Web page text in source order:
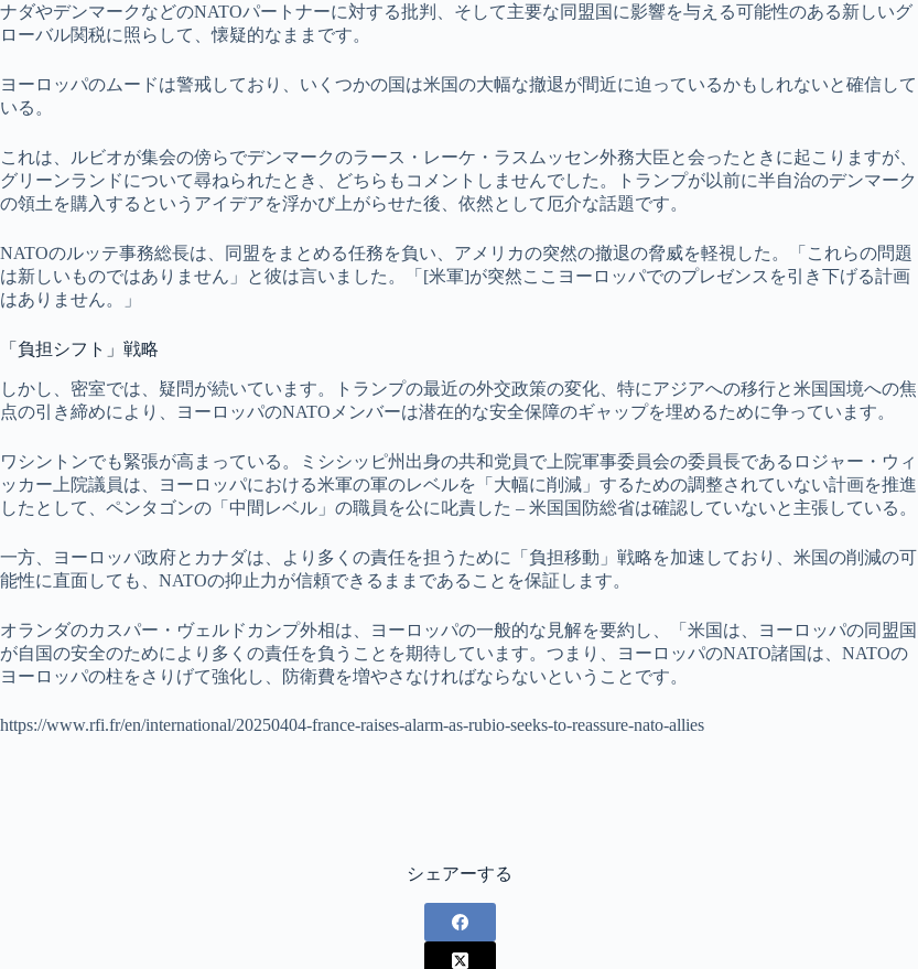
ナダやデンマークなどのNATOパートナーに対する批判、そして主要な同盟国に影響を与える可能性のある新しいグ
ローバル関税に照らして、懐疑的なままです。
ヨーロッパのムードは警戒しており、いくつかの国は米国の大幅な撤退が間近に迫っているかもしれないと確信して
いる。
これは、ルビオが集会の傍らでデンマークのラース・レーケ・ラスムッセン外務大臣と会ったときに起こりますが、
グリーンランドについて尋ねられたとき、どちらもコメントしませんでした。トランプが以前に半自治のデンマーク
の領土を購入するというアイデアを浮かび上がらせた後、依然として厄介な話題です。
NATOのルッテ事務総長は、同盟をまとめる任務を負い、アメリカの突然の撤退の脅威を軽視した。「これらの問題
は新しいものではありません」と彼は言いました。「[米軍]が突然ここヨーロッパでのプレゼンスを引き下げる計画
はありません。」
「負担シフト」戦略
しかし、密室では、疑問が続いています。トランプの最近の外交政策の変化、特にアジアへの移行と米国国境への焦
点の引き締めにより、ヨーロッパのNATOメンバーは潜在的な安全保障のギャップを埋めるために争っています。
ワシントンでも緊張が高まっている。ミシシッピ州出身の共和党員で上院軍事委員会の委員長であるロジャー・ウィ
ッカー上院議員は、ヨーロッパにおける米軍の軍のレベルを「大幅に削減」するための調整されていない計画を推進
したとして、ペンタゴンの「中間レベル」の職員を公に叱責した – 米国国防総省は確認していないと主張している。
一方、ヨーロッパ政府とカナダは、より多くの責任を担うために「負担移動」戦略を加速しており、米国の削減の可
能性に直面しても、NATOの抑止力が信頼できるままであることを保証します。
オランダのカスパー・ヴェルドカンプ外相は、ヨーロッパの一般的な見解を要約し、「米国は、ヨーロッパの同盟国
が自国の安全のためにより多くの責任を負うことを期待しています。つまり、ヨーロッパのNATO諸国は、NATOの
ヨーロッパの柱をさりげて強化し、防衛費を増やさなければならないということです。
https://www.rfi.fr/en/international/20250404-france-raises-alarm-as-rubio-seeks-to-reassure-nato-allies
シェアーする